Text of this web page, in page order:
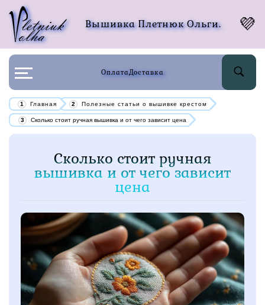
Вышивка Плетнюк Ольги.
ОплатаДоставка
Главная Полезные статьи о вышивке крестом
Сколько стоит ручная вышивка и от чего зависит цена
Сколько стоит ручная
вышивка и от чего зависит
цена